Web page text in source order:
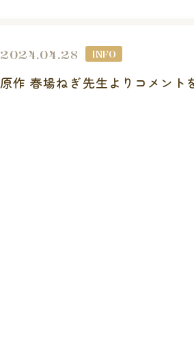
2024.04.28 INFO
原作 春場ねぎ先生よりコメント